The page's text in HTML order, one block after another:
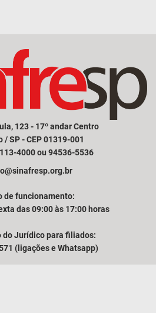
123 - 17º andar Centro
/ SP - CEP 01319-001
4000 ou 94536-5536
de funcionamento:
das 09:00 às 17:00 horas
do Jurídico para filiados:
(ligações e Whatsapp)